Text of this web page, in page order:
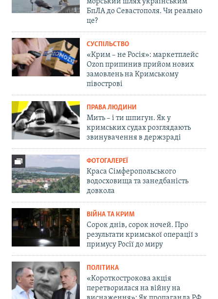
БпЛА до Севастополя. Чи реально
це?
СУСПІЛЬСТВО
«Крим – не Росія»: маркетплейс
Ozon припинив прийом нових
замовлень на Кримському
півострові
ПРАВА ЛЮДИНИ
Мить – і ти шпигун. Як у
кримських судах розглядають
звинувачення в держзраді
ФОТОГАЛЕРЕЇ
Краса Сімферопольського
водосховища та занедбаність
довкола
ВІЙНА ТА КРИМ
Сорок днів, сорок ночей. Про
результати кримської операції з
примусу Росії до миру
ПОЛІТИКА
«Короткострокова акція
перетворилася на війну на